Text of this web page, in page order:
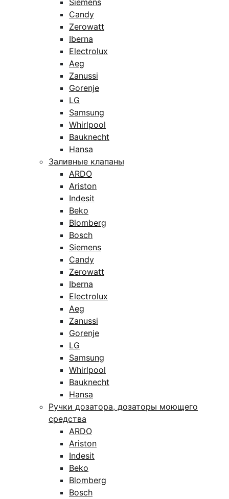
Siemens
Candy
Zerowatt
Iberna
Electrolux
Aeg
Zanussi
Gorenje
LG
Samsung
Whirlpool
Bauknecht
Hansa
Заливные клапаны
ARDO
Ariston
Indesit
Beko
Blomberg
Bosch
Siemens
Candy
Zerowatt
Iberna
Electrolux
Aeg
Zanussi
Gorenje
LG
Samsung
Whirlpool
Bauknecht
Hansa
Ручки дозатора, дозаторы моющего
средства
ARDO
Ariston
Indesit
Beko
Blomberg
Bosch